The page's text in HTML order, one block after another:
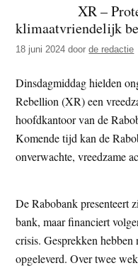
z
e
i
t
e
n
d
z
e
s
i
t
XR –
klimaatvriendelijk
18 juni 2024 doorde redactie
Dinsdagmiddag hielden
Rebellion (XR) een
hoofdkantoor van de
Komende tijd kan de
onverwachte, vreedzame
De Rabobank presenteert
bank, maar financiert
crisis. Gesprekken hebben
opgeleverd. Over twee